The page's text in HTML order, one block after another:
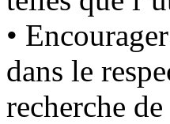
•
dans le
recherche